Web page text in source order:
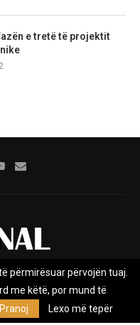
e tretë të projektit
Marketing
përmirësuar përvojën tuaj.
me këtë, por mund të
Pranoj Lexo më tepër